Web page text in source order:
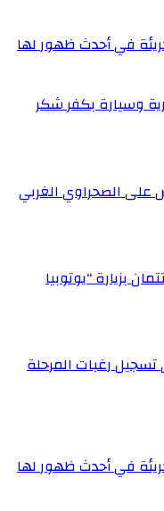
في أحدث ظهور لها
وسيارة بكفر شكر
على الصحراوي الغربي
بزيارة “يوتوبيا
تسجيل رغبات المرحلة
في أحدث ظهور لها